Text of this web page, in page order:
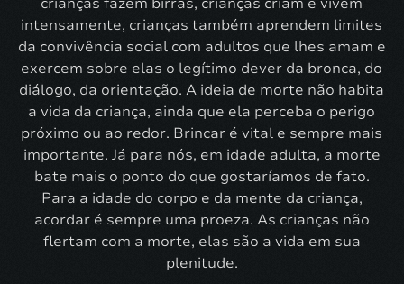
intensamente, crianças também aprendem limites
da convivência social com adultos que lhes amam e
exercem sobre elas o legítimo dever da bronca, do
diálogo, da orientação. A ideia de morte não habita
a vida da criança, ainda que ela perceba o perigo
próximo ou ao redor. Brincar é vital e sempre mais
importante. Já para nós, em idade adulta, a morte
bate mais o ponto do que gostaríamos de fato.
Para a idade do corpo e da mente da criança,
acordar é sempre uma proeza. As crianças não
flertam com a morte, elas são a vida em sua
plenitude.